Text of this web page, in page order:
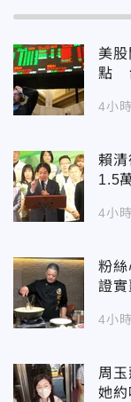
美
點
4小
賴
1.5
4小
粉
證實
4小
周
她約